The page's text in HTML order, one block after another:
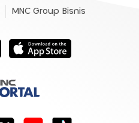
MNC Group Bisnis